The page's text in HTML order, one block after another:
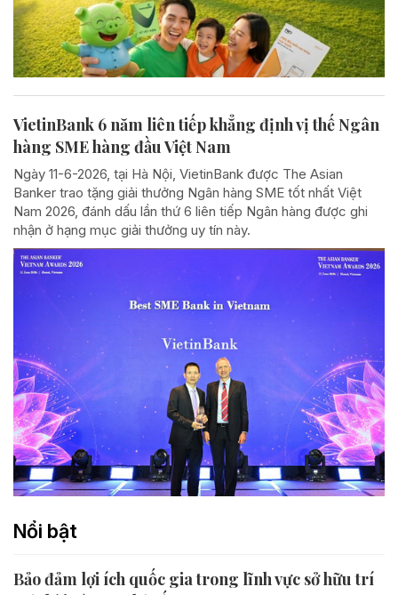
VietinBank 6 năm liên tiếp khẳng định vị thế Ngân
hàng SME hàng đầu Việt Nam
Ngày 11-6-2026, tại Hà Nội, VietinBank được The Asian
Banker trao tặng giải thưởng Ngân hàng SME tốt nhất Việt
Nam 2026, đánh dấu lần thứ 6 liên tiếp Ngân hàng được ghi
nhận ở hạng mục giải thưởng uy tín này.
Nổi bật
Bảo đảm lợi ích quốc gia trong lĩnh vực sở hữu trí